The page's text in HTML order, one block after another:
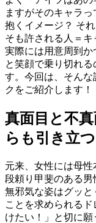
ますがそのキャラ
抱くイメージ？ そ
そも許される人＝
実際には用意周到か
と笑顔で乗り切れ
す。今回は、そん
クをご紹介します！
真面目と不
らも引き立つ
元来、女性には母
段頼り甲斐のある
無邪気な姿はグッ
ことを求められる
けたい！」と切に